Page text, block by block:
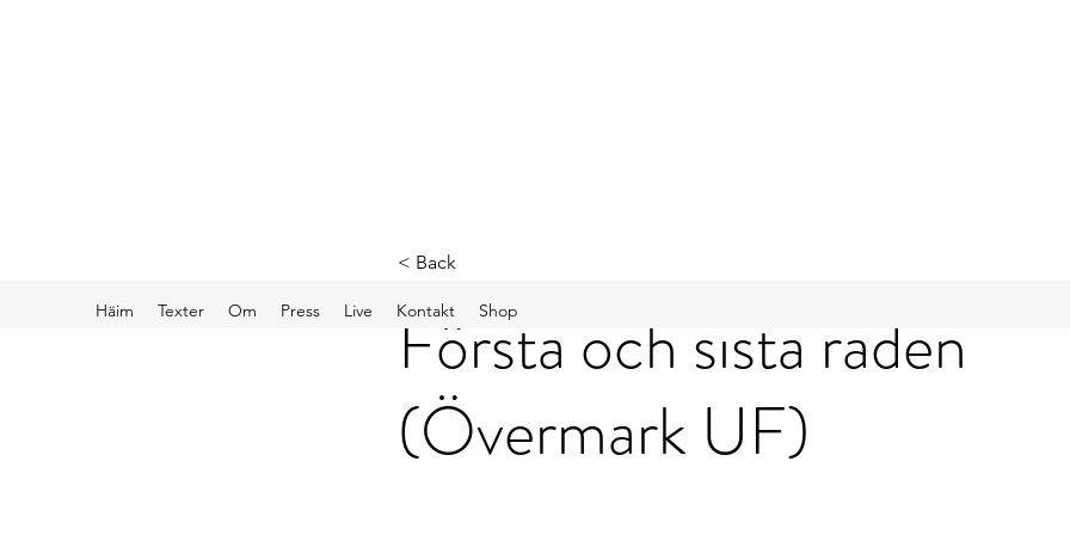
Häim Texter Om Press Live Kontakt Shop
< Back
Första och sista raden
(Övermark UF)